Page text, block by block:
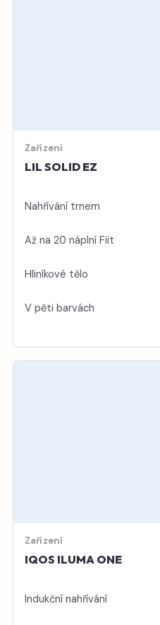
Zařízení
LIL SOLID EZ
Nahřívání trnem
Až na 20 náplní Fiit
Hliníkové tělo
V pěti barvách
Zařízení
IQOS ILUMA ONE
Indukční nahřívání